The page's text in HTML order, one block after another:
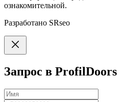
ознакомительной.
Разработано SRseo
Запрос в ProfilDoors